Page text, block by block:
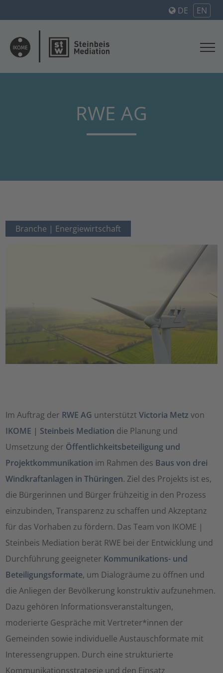
DE EN
RWE AG
Branche | Energiewirtschaft
Im Auftrag der RWE AG unterstütztVictoria Metz von
IKOME | Steinbeis Mediation die Planung und
Umsetzung der Öffentlichkeitsbeteiligung und
Projektkommunikation im Rahmen des Baus von drei
Windkraftanlagen in Thüringen. Ziel des Projekts ist es,
die Bürgerinnen und Bürger frühzeitig in den Prozess
einzubinden, Transparenz zu schaffen und Akzeptanz
für das Vorhaben zu fördern. Das Team von IKOME |
Steinbeis Mediation berät RWE bei der Entwicklung und
Durchführung geeigneter Kommunikations- und
Beteiligungsformate, um Dialogräume zu öffnen und
die Anliegen der Bevölkerung konstruktiv aufzunehmen.
Dazu gehören Informationsveranstaltungen,
moderierte Gespräche mit Vertreter*innen der
Gemeinden sowie individuelle Austauschformate mit
Interessengruppen. Durch eine strukturierte
Kommunikationsstrategie und den Einsatz